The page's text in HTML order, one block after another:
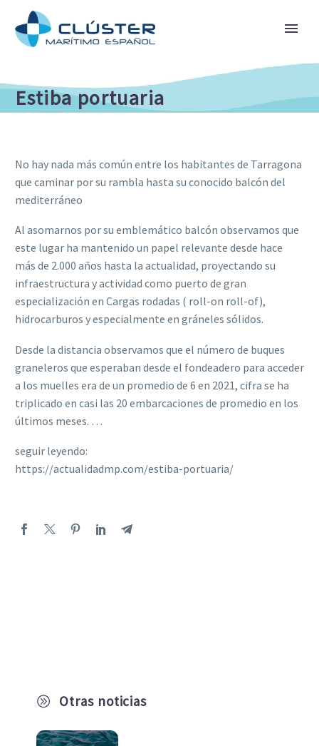
Estiba portuaria
A Otras noticias
No hay nada más común entre los habitantes de Tarragona
que caminar por su rambla hasta su conocido balcón del
mediterráneo
Al asomarnos por su emblemático balcón observamos que
este lugar ha mantenido un papel relevante desde hace
más de 2.000 años hasta la actualidad, proyectando su
infraestructura y actividad como puerto de gran
especialización en Cargas rodadas ( roll-on roll-of),
hidrocarburos y especialmente en gráneles sólidos.
Desde la distancia observamos que el número de buques
graneleros que esperaban desde el fondeadero para acceder
a los muelles era de un promedio de 6 en 2021, cifra se ha
triplicado en casi las 20 embarcaciones de promedio en los
últimos meses. …
seguir leyendo:
https://actualidadmp.com/estiba-portuaria/